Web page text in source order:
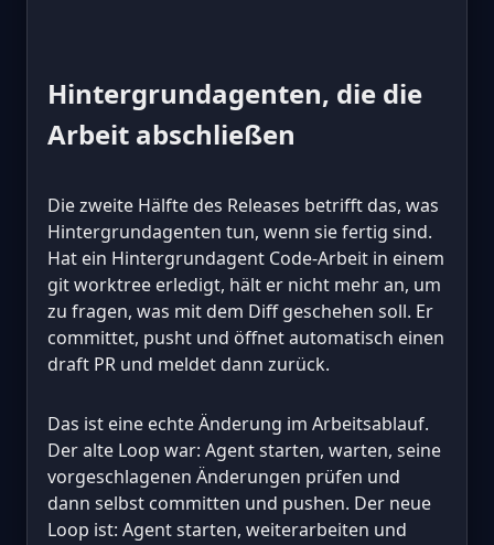
Hintergrundagenten, die die
Arbeit abschließen
Die zweite Hälfte des Releases betrifft das, was
Hintergrundagenten tun, wenn sie fertig sind.
Hat ein Hintergrundagent Code-Arbeit in einem
git worktree erledigt, hält er nicht mehr an, um
zu fragen, was mit dem Diff geschehen soll. Er
committet, pusht und öffnet automatisch einen
draft PR und meldet dann zurück.
Das ist eine echte Änderung im Arbeitsablauf.
Der alte Loop war: Agent starten, warten, seine
vorgeschlagenen Änderungen prüfen und
dann selbst committen und pushen. Der neue
Loop ist: Agent starten, weiterarbeiten und